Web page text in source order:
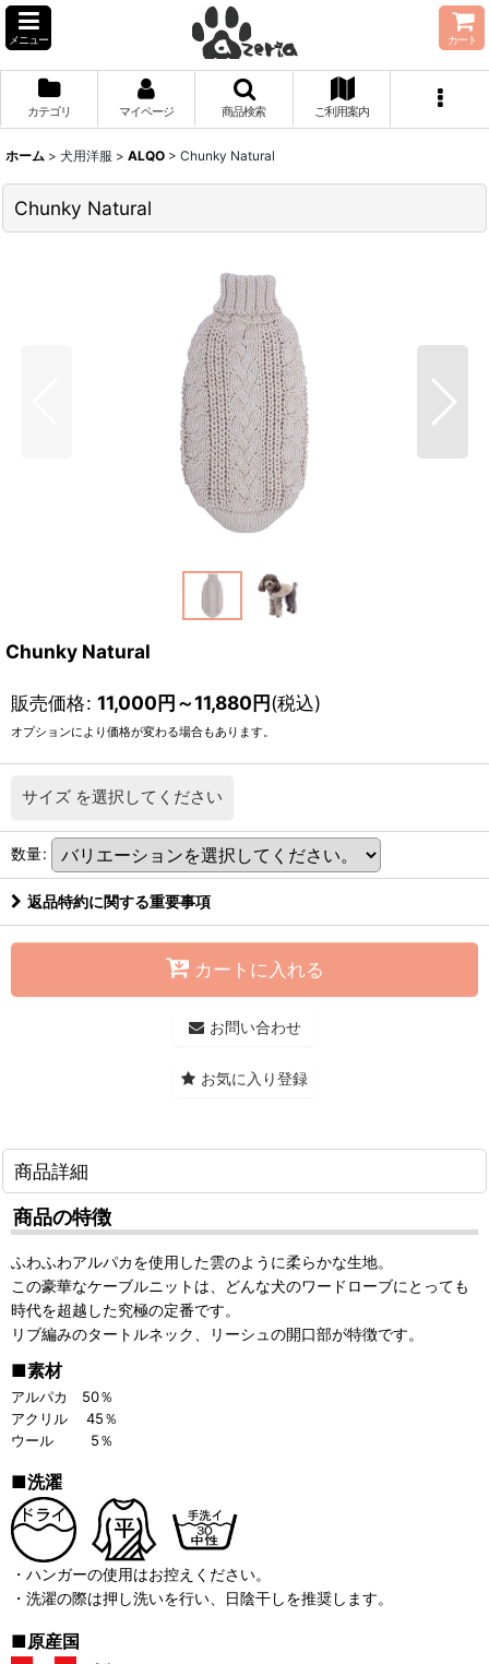
メニュー カート
カテゴリ マイページ 商品検索 ご利用案内
ホーム > 犬用洋服 > ALQO > Chunky Natural
Chunky Natural
Chunky Natural
販売価格: 11,000円～11,880円(税込)
オプションにより価格が変わる場合もあります。
サイズ を選択してください
数量:
返品特約に関する重要事項
カートに入れる
お問い合わせ
お気に入り登録
商品詳細
商品の特徴
ふわふわアルパカを使用した雲のように柔らかな生地。
この豪華なケーブルニットは、どんな犬のワードローブにとっても
時代を超越した究極の定番です。
リブ編みのタートルネック、リーシュの開口部が特徴です。
■素材
アルパカ 50％
アクリル 45％
ウール 5％
■洗濯
・ハンガーの使用はお控えください。
・洗濯の際は押し洗いを行い、日陰干しを推奨します。
■原産国